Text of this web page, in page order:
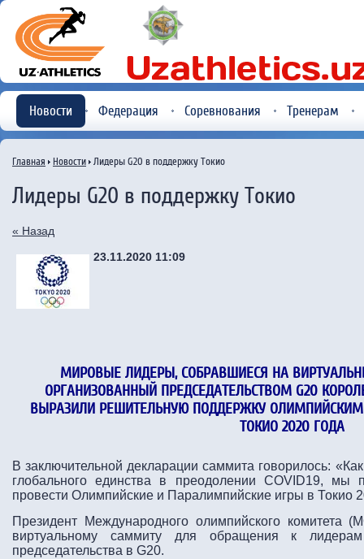
Новости Федерация Соревнования Тренерам
Главная Новости Лидеры G20 в поддержку Токио
Лидеры G20 в поддержку Токио
« Назад
23.11.2020 11:09
МИРОВЫЕ ЛИДЕРЫ, СОБРАВШИЕСЯ НА
ОРГАНИЗОВАННЫЙ ПРЕДСЕДАТЕЛЬСТВОМ G20
ВЫРАЗИЛИ РЕШИТЕЛЬНУЮ ПОДДЕРЖКУ
ТОКИО 2020 ГОДА
В заключительной декларации саммита говорилось:
глобального единства в преодолении COVID19, мы
провести Олимпийские и Паралимпийские игры в Токио
Президент Международного олимпийского комитета
виртуальному саммиту для обращения к
председательства в G20.